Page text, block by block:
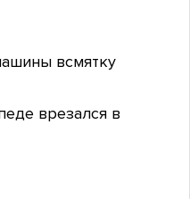
всмятку
врезался в